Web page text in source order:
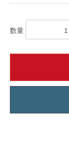
数量